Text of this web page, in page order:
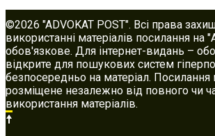
©2026 "ADVOKAT POST". Всі права
використанні матеріалів посилання на
обов'язкове. Для інтернет-видань –
відкрите для пошукових систем
безпосередньо на матеріал. Посилання
розміщене незалежно від повного чи
використання матеріалів.